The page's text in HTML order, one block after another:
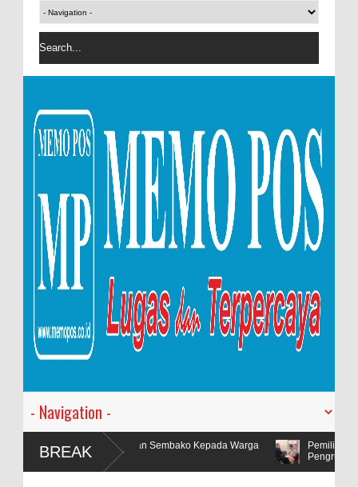
BREAK
Bagikan Sembako Kepada Warga
Pemilik Lahan Safi'i Dilaporkan